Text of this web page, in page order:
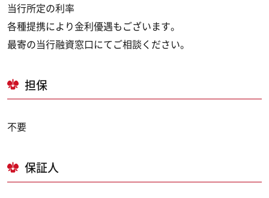
当行所定の利率
各種提携により金利優遇もございます。
最寄の当行融資窓口にてご相談ください。
担保
不要
保証人